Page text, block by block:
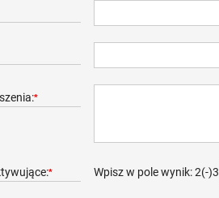
*
* Wpisz w pole wynik: 2(-)3